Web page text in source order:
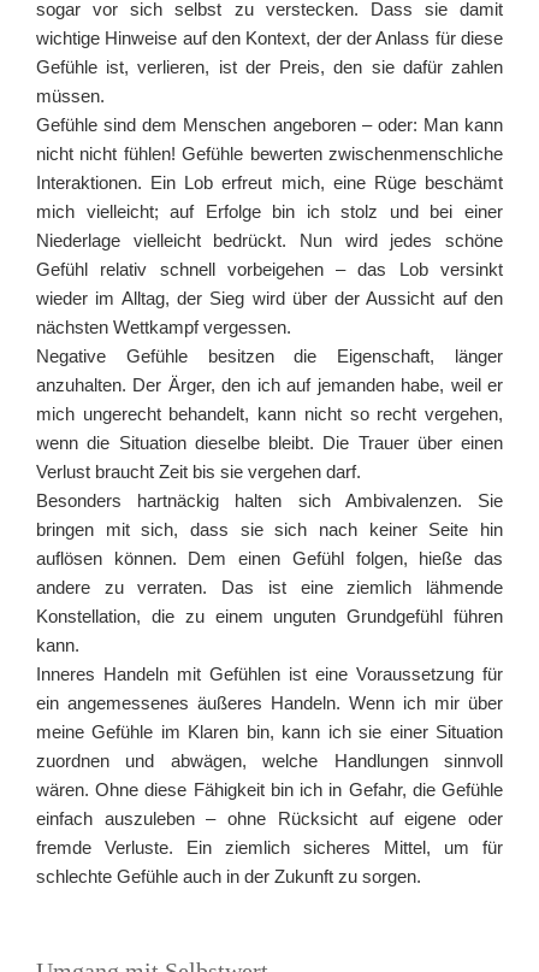
sogar vor sich selbst zu verstecken. Dass sie damit
wichtige Hinweise auf den Kontext, der der Anlass für diese
Gefühle ist, verlieren, ist der Preis, den sie dafür zahlen
müssen.
Gefühle sind dem Menschen angeboren – oder: Man kann
nicht nicht fühlen! Gefühle bewerten zwischenmenschliche
Interaktionen. Ein Lob erfreut mich, eine Rüge beschämt
mich vielleicht; auf Erfolge bin ich stolz und bei einer
Niederlage vielleicht bedrückt. Nun wird jedes schöne
Gefühl relativ schnell vorbeigehen – das Lob versinkt
wieder im Alltag, der Sieg wird über der Aussicht auf den
nächsten Wettkampf vergessen.
Negative Gefühle besitzen die Eigenschaft, länger
anzuhalten. Der Ärger, den ich auf jemanden habe, weil er
mich ungerecht behandelt, kann nicht so recht vergehen,
wenn die Situation dieselbe bleibt. Die Trauer über einen
Verlust braucht Zeit bis sie vergehen darf.
Besonders hartnäckig halten sich Ambivalenzen. Sie
bringen mit sich, dass sie sich nach keiner Seite hin
auflösen können. Dem einen Gefühl folgen, hieße das
andere zu verraten. Das ist eine ziemlich lähmende
Konstellation, die zu einem unguten Grundgefühl führen
kann.
Inneres Handeln mit Gefühlen ist eine Voraussetzung für
ein angemessenes äußeres Handeln. Wenn ich mir über
meine Gefühle im Klaren bin, kann ich sie einer Situation
zuordnen und abwägen, welche Handlungen sinnvoll
wären. Ohne diese Fähigkeit bin ich in Gefahr, die Gefühle
einfach auszuleben – ohne Rücksicht auf eigene oder
fremde Verluste. Ein ziemlich sicheres Mittel, um für
schlechte Gefühle auch in der Zukunft zu sorgen.